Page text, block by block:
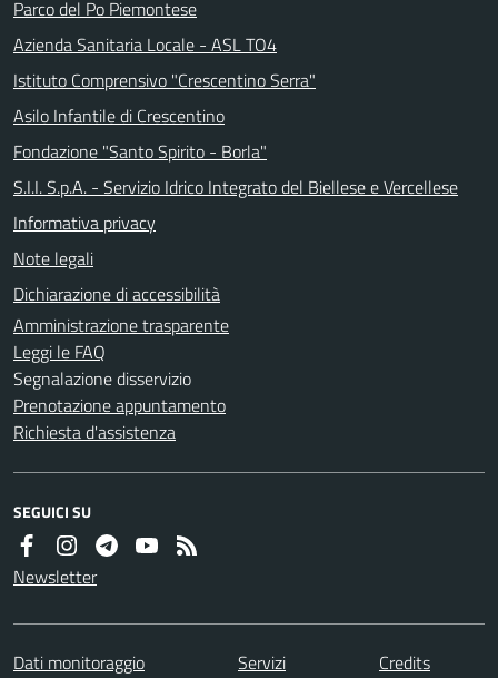
Parco del Po Piemontese
Azienda Sanitaria Locale - ASL TO4
Istituto Comprensivo "Crescentino Serra"
Asilo Infantile di Crescentino
Fondazione "Santo Spirito - Borla"
S.I.I. S.p.A. - Servizio Idrico Integrato del Biellese e Vercellese
Informativa privacy
Note legali
Dichiarazione di accessibilità
Amministrazione trasparente
Leggi le FAQ
Segnalazione disservizio
Prenotazione appuntamento
Richiesta d'assistenza
SEGUICI SU
Newsletter
Dati monitoraggio Servizi
Credits